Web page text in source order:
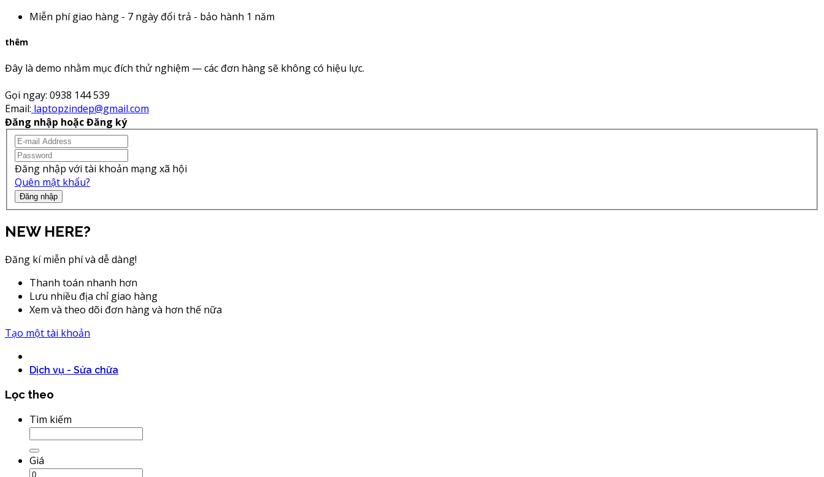
Miễn phí giao hàng - 7 ngày đổi trả - bảo hành 1 năm
thêm
Đây là demo nhằm mục đích thử nghiệm — các đơn hàng sẽ không có hiệu lực.
Gọi ngay: 0938 144 539
Email: laptopzindep@gmail.com
Đăng nhập hoặc Đăng ký
Đăng nhập với tài khoản mạng xã hội
Quên mật khẩu?
Đăng nhập
NEW HERE?
Đăng kí miễn phí và dễ dàng!
Thanh toán nhanh hơn
Lưu nhiều địa chỉ giao hàng
Xem và theo dõi đơn hàng và hơn thế nữa
Tạo một tài khoản
Dịch vụ - Sửa chữa
Lọc theo
Tìm kiếm
Giá